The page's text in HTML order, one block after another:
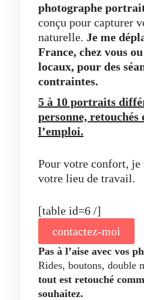
photographe
conçu pour capturer
naturelle. Je me
France, chez vous
locaux, pour des
contraintes.
5 à 10 portraits
personne, retouchés
l’emploi.
Pour votre confort, je
votre lieu de travail.
[table id=6 /]
contactez-moi
Pas à l’aise avec vos
Rides, boutons, double
tout est retouché
souhaitez.